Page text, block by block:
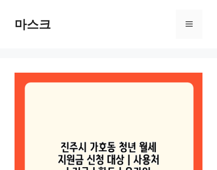
마스크 메